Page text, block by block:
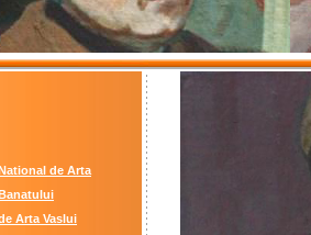
de Arta
Arta Vaslui